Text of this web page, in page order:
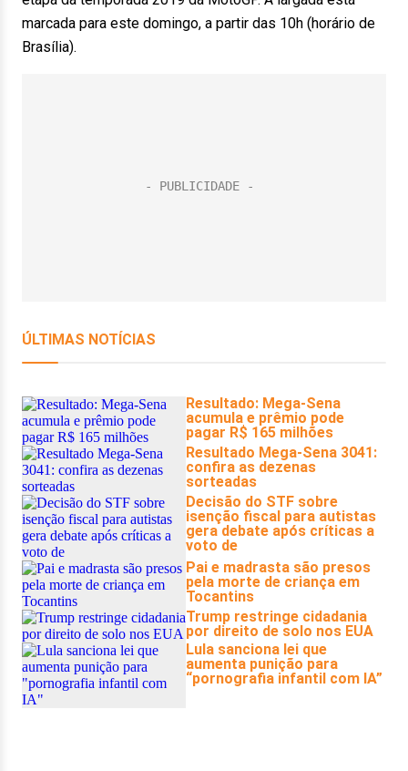
marcada para este domingo, a partir das 10h (horário de
Brasília).